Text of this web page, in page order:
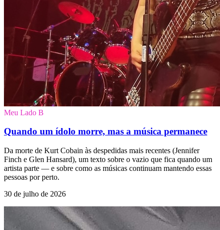
Meu Lado B
Quando um ídolo morre, mas a música permanece
Da morte de Kurt Cobain às despedidas mais recentes (Jennifer
Finch e Glen Hansard), um texto sobre o vazio que fica quando um
artista parte — e sobre como as músicas continuam mantendo essas
pessoas por perto.
30 de julho de 2026